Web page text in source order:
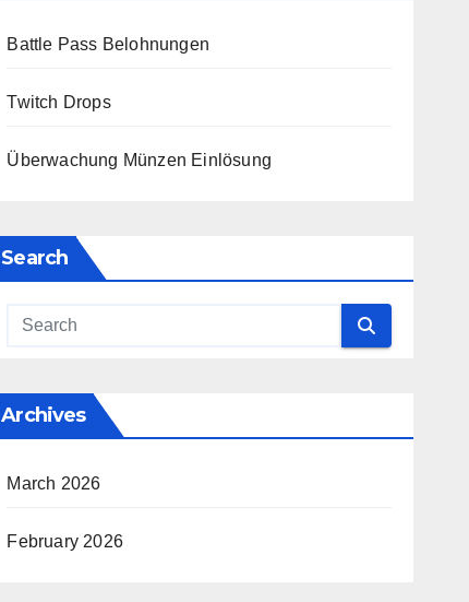
Battle Pass Belohnungen
Twitch Drops
Überwachung Münzen Einlösung
Search
Archives
March 2026
February 2026